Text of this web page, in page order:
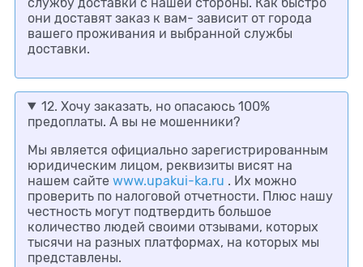
службу доставки с нашей стороны. Как быстро
они доставят заказ к вам- зависит от города
вашего проживания и выбранной службы
доставки.
12. Хочу заказать, но опасаюсь 100%
предоплаты. А вы не мошенники?
Мы является официально зарегистрированным
юридическим лицом, реквизиты висят на
нашем сайте www.upakui-ka.ru . Их можно
проверить по налоговой отчетности. Плюс нашу
честность могут подтвердить большое
количество людей своими отзывами, которых
тысячи на разных платформах, на которых мы
представлены.